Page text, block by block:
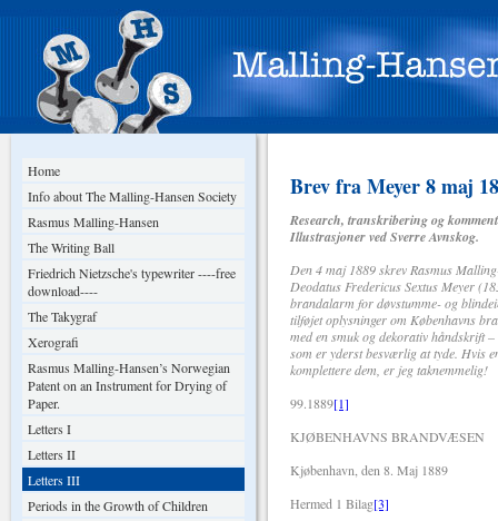
Home
Info about The Malling-Hansen Society
Rasmus Malling-Hansen
The Writing Ball
Friedrich Nietzsche's typewriter ----free
download----
The Takygraf
Xerografi
Rasmus Malling-Hansen’s Norwegian
Patent on an Instrument for Drying of
Paper.
Letters I
Letters II
Letters III
Periods in the Growth of Children
Brev fra Meyer 8 maj
Research, transkribering og
Illustrasjoner ved Sverre Avnskog.
Den 4 maj 1889 skrev Rasmus
Deodatus Fredericus Sextus Meyer
brandalarm for døvstumme- og
tilføjet oplysninger om Københavns
med en smuk og dekorativ håndskrift
som er yderst besværlig at tyde. Hvis
komplettere dem, er jeg taknemmelig!
99.1889[1]
KJØBENHAVNS BRANDVÆSEN
Kjøbenhavn, den 8.
Hermed 1 Bilag[3]